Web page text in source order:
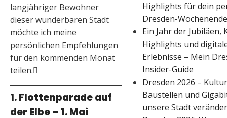
langjähriger Bewohner
dieser wunderbaren Stadt
möchte ich meine
persönlichen Empfehlungen
für den kommenden Monat
teilen.
1. Flottenparade auf
der Elbe – 1. Mai
Highlights für dein
Dresden-Wochenende
Ein Jahr der Jubiläen,
Highlights und
Erlebnisse – Mein
Insider-Guide
Dresden 2026 –
Baustellen und
unsere Stadt